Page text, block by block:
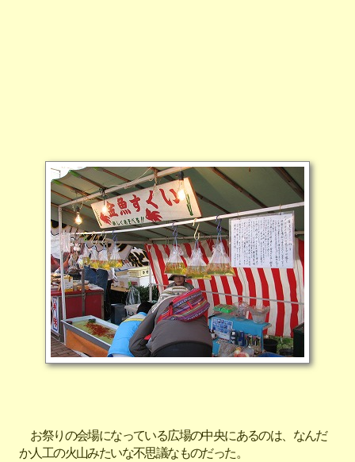
お祭りの会場になっている広場の中央にあるのは、なんだ
か人工の火山みたいな不思議なものだった。